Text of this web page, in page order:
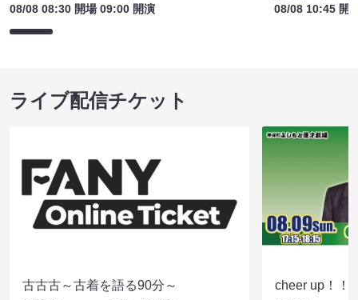
08/08 08:30 開場 09:00 開演
08/08 10:45 開
ライブ配信チケット
古古古～古着を語る90分～
cheer up！